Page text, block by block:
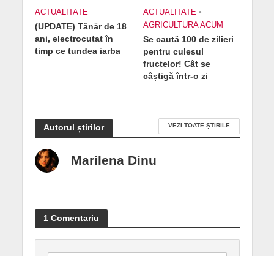
ACTUALITATE
(UPDATE) Tânăr de 18
ani, electrocutat în
timp ce tundea iarba
ACTUALITATE •
AGRICULTURA ACUM
Se caută 100 de zilieri
pentru culesul
fructelor! Cât se
câștigă într-o zi
Autorul știrilor VEZI TOATE ȘTIRILE
Marilena Dinu
1 Comentariu